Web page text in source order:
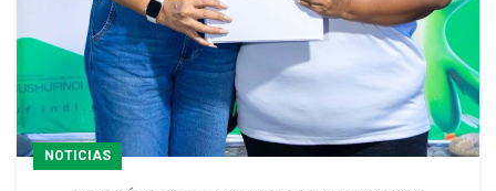
NOTICIAS